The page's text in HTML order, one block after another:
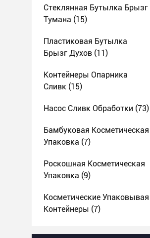
Стеклянная Бутылка Брызг
Тумана (15)
Пластиковая Бутылка
Брызг Духов (11)
Контейнеры Опарника
Сливк (15)
Насос Сливк Обработки (73)
Бамбуковая Косметическая
Упаковка (7)
Роскошная Косметическая
Упаковка (9)
Косметические Упаковывая
Контейнеры (7)